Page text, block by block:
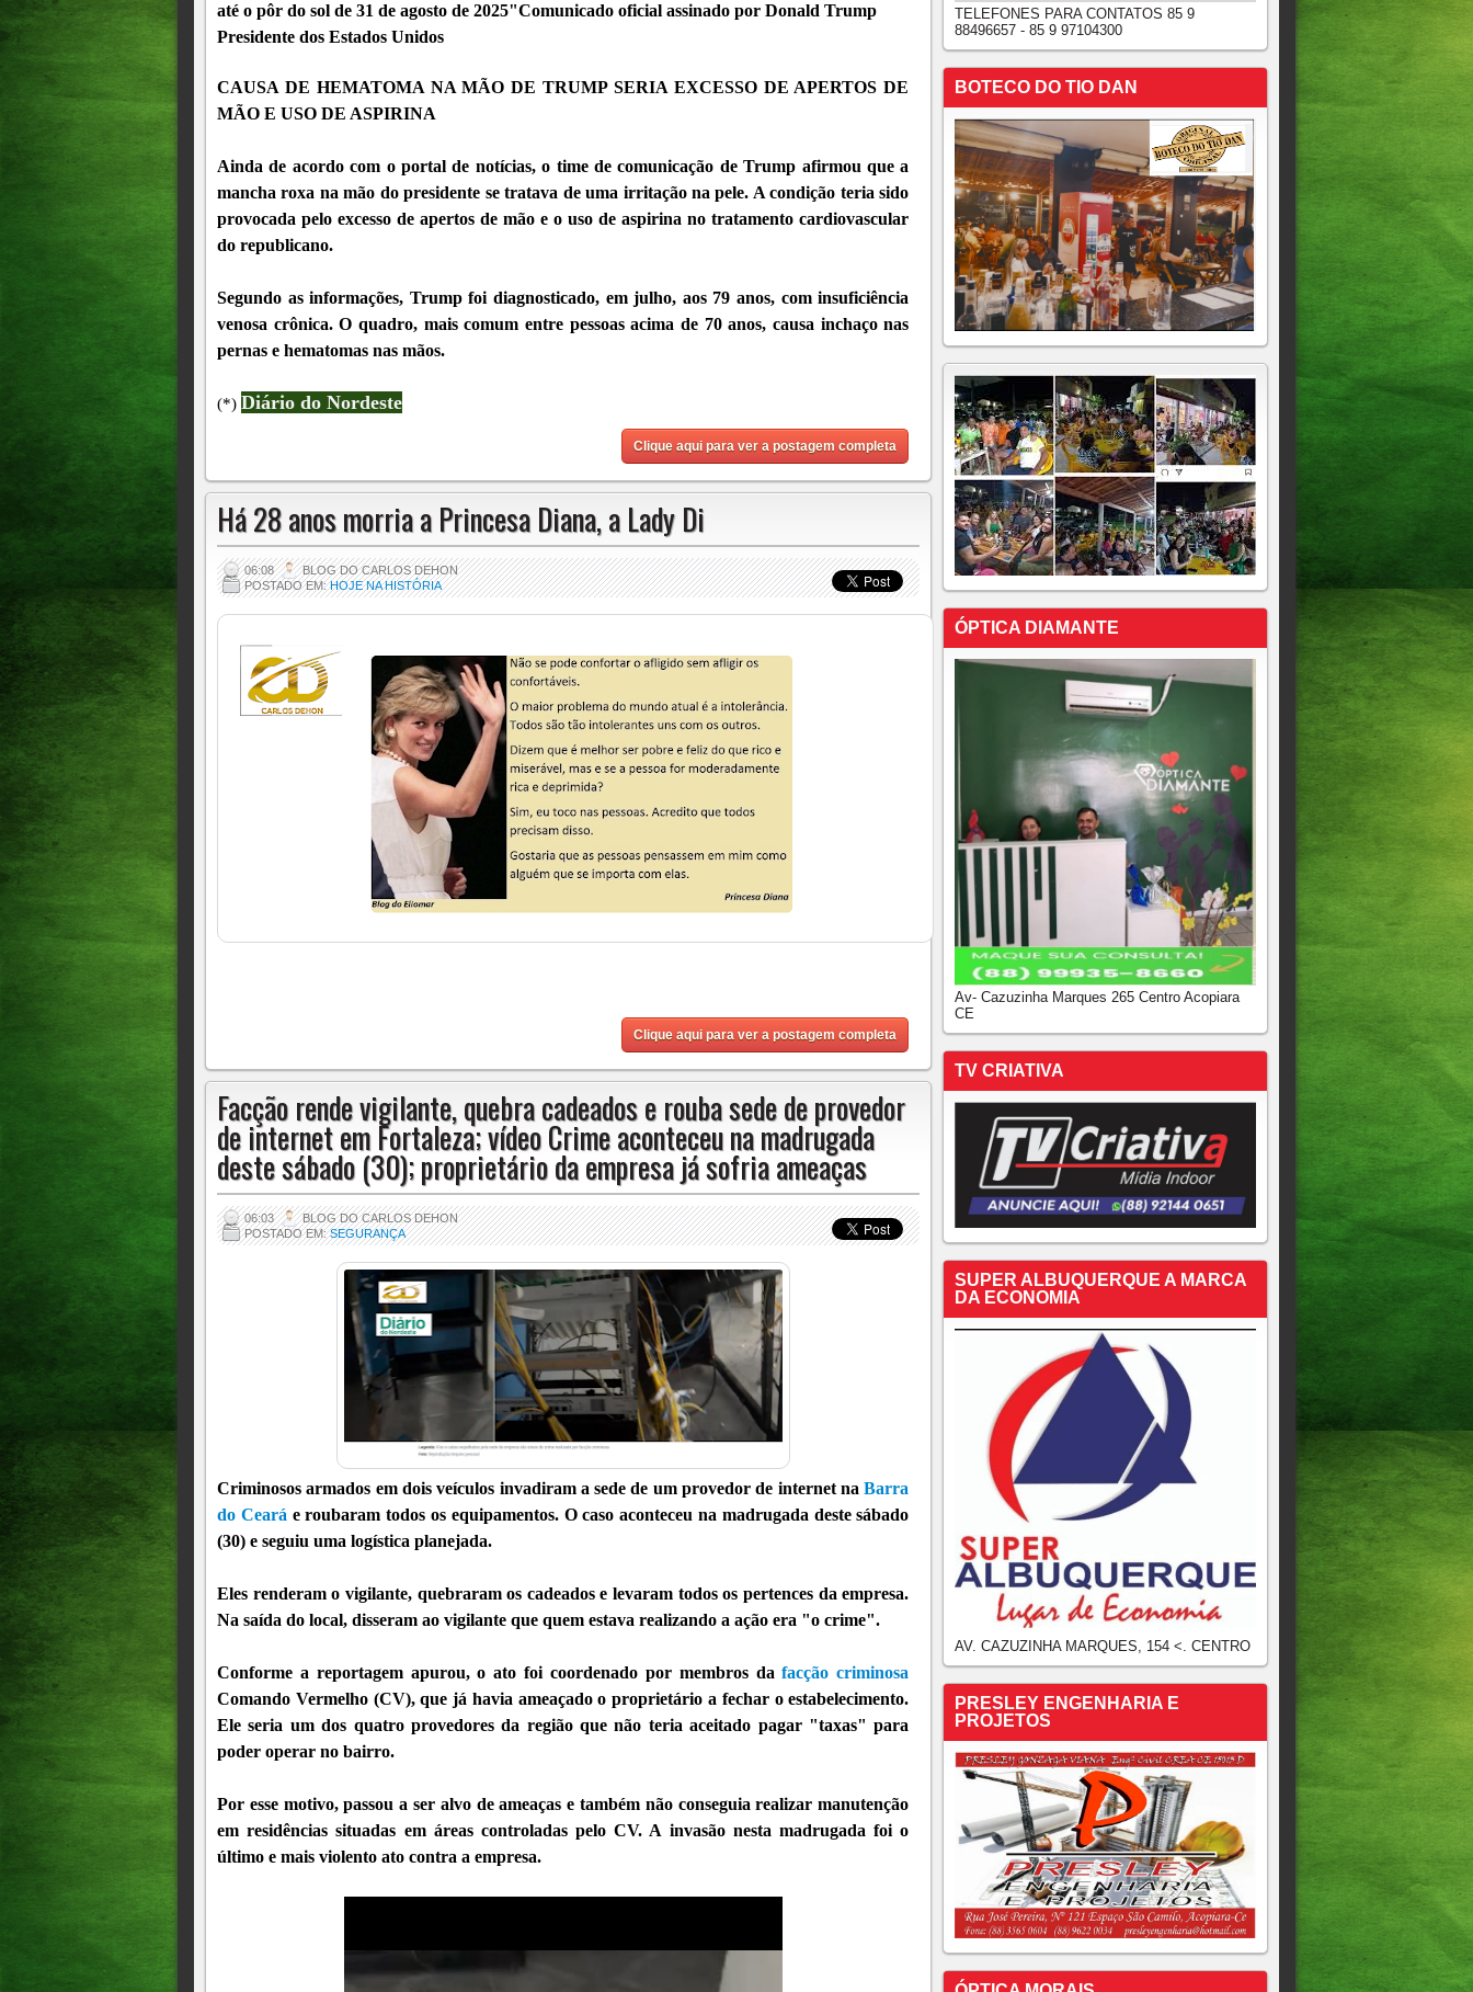
até o pôr do sol de 31 de agosto de 2025"Comunicado oficial assinado por Donald Trump
Presidente dos Estados Unidos
CAUSA DE HEMATOMA NA MÃO DE TRUMP SERIA EXCESSO DE APERTOS DE
MÃO E USO DE ASPIRINA
Ainda de acordo com o portal de notícias, o time de comunicação de Trump afirmou que a
mancha roxa na mão do presidente se tratava de uma irritação na pele. A condição teria sido
provocada pelo excesso de apertos de mão e o uso de aspirina no tratamento cardiovascular
do republicano.
Segundo as informações, Trump foi diagnosticado, em julho, aos 79 anos, com insuficiência
venosa crônica. O quadro, mais comum entre pessoas acima de 70 anos, causa inchaço nas
pernas e hematomas nas mãos.
(*) Diário do Nordeste
Clique aqui para ver a postagem completa
Há 28 anos morria a Princesa Diana, a Lady Di
06:08
BLOG DO CARLOS DEHON
POSTADO EM:HOJE NA HISTÓRIA
Clique aqui para ver a postagem completa
Facção rende vigilante, quebra cadeados e rouba sede de provedor
de internet em Fortaleza; vídeo Crime aconteceu na madrugada
deste sábado (30); proprietário da empresa já sofria ameaças
06:03
BLOG DO CARLOS DEHON
POSTADO EM:SEGURANÇA
Criminosos armados em dois veículos invadiram a sede de um provedor de internet naBarra
do Ceará e roubaram todos os equipamentos. O caso aconteceu na madrugada deste sábado
(30) e seguiu uma logística planejada.
Eles renderam o vigilante, quebraram os cadeados e levaram todos os pertences da empresa.
Na saída do local, disseram ao vigilante que quem estava realizando a ação era "o crime".
Conforme a reportagem apurou, o ato foi coordenado por membros dafacção criminosa
Comando Vermelho (CV), que já havia ameaçado o proprietário a fechar o estabelecimento.
Ele seria um dos quatro provedores da região que não teria aceitado pagar "taxas" para
poder operar no bairro.
Por esse motivo, passou a ser alvo de ameaças e também não conseguia realizar manutenção
em residências situadas em áreas controladas pelo CV. A invasão nesta madrugada foi o
último e mais violento ato contra a empresa.
TELEFONES PARA CONTATOS 85 9
88496657 - 85 9 97104300
BOTECO DO TIO DAN
ÓPTICA DIAMANTE
Av- Cazuzinha Marques 265 Centro Acopiara
CE
TV CRIATIVA
SUPER ALBUQUERQUE A MARCA
DA ECONOMIA
AV. CAZUZINHA MARQUES, 154 <. CENTRO
PRESLEY ENGENHARIA E
PROJETOS